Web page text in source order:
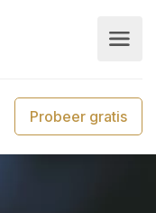
Probeer gratis